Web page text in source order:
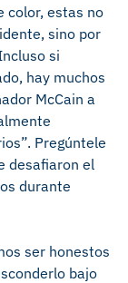
color, estas no
sino por
si
hay muchos
McCain a
Pregúntele
desafiaron el
durante
ser honestos
bajo